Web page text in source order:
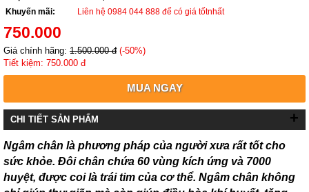
Khuyến mãi:
Liên hệ 0984 044 888 để có giá tốtnhất
750.000
Giá chính hãng: 1.500.000 đ (-50%)
Tiết kiệm: 750.000 đ
MUA NGAY
CHI TIẾT SẢN PHẨM +
Ngâm chân là phương pháp của người xưa rất tốt cho
sức khỏe. Đôi chân chứa 60 vùng kích ứng và 7000
huyệt, được coi là trái tim của cơ thể. Ngâm chân không